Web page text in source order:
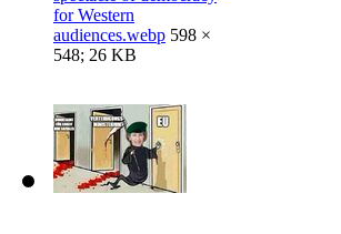
for Western
audiences.webp 598 ×
548; 26 KB